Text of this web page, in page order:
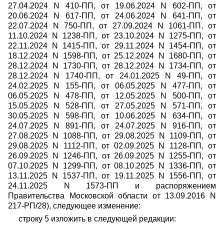
27.04.2024 N 410-ПП, от 19.06.2024 N 602-ПП, от
20.06.2024 N 617-ПП, от 24.06.2024 N 641-ПП, от
22.07.2024 N 750-ПП, от 27.09.2024 N 1061-ПП, от
11.10.2024 N 1238-ПП, от 23.10.2024 N 1275-ПП, от
22.11.2024 N 1415-ПП, от 29.11.2024 N 1454-ПП, от
18.12.2024 N 1598-ПП, от 25.12.2024 N 1680-ПП, от
28.12.2024 N 1730-ПП, от 28.12.2024 N 1734-ПП, от
28.12.2024 N 1740-ПП, от 24.01.2025 N 49-ПП, от
24.02.2025 N 155-ПП, от 06.05.2025 N 477-ПП, от
06.05.2025 N 478-ПП, от 12.05.2025 N 500-ПП, от
15.05.2025 N 528-ПП, от 27.05.2025 N 571-ПП, от
30.05.2025 N 598-ПП, от 10.06.2025 N 634-ПП, от
24.07.2025 N 891-ПП, от 24.07.2025 N 916-ПП, от
27.08.2025 N 1088-ПП, от 29.08.2025 N 1109-ПП, от
29.08.2025 N 1112-ПП, от 02.09.2025 N 1128-ПП, от
26.09.2025 N 1246-ПП, от 26.09.2025 N 1255-ПП, от
07.10.2025 N 1299-ПП, от 08.10.2025 N 1336-ПП, от
13.11.2025 N 1537-ПП, от 19.11.2025 N 1556-ПП, от
24.11.2025 N 1573-ПП и распоряжением
Правительства Московской области от 13.09.2016 N
217-РП/28), следующее изменение:
строку 5 изложить в следующей редакции: